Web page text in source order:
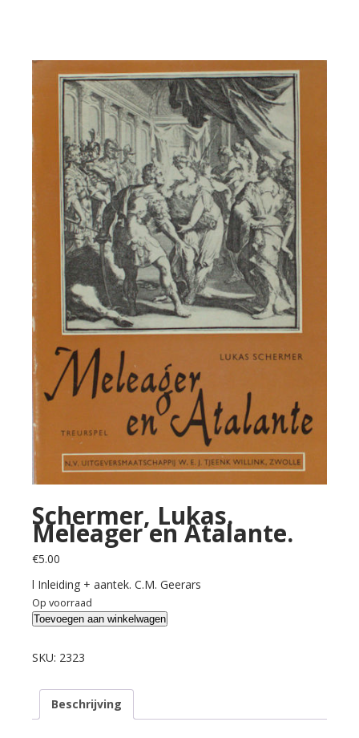
Schermer, Lukas.
Meleager en Atalante.
€5.00
l Inleiding + aantek. C.M. Geerars
Op voorraad
Schermer,
Meleager
Atalante.
aantal
Toevoegen aan winkelwagen
SKU: 2323
Beschrijving